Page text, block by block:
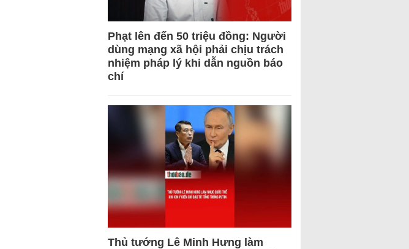
Phạt lên đến 50 triệu đồng: Người
dùng mạng xã hội phải chịu trách
nhiệm pháp lý khi dẫn nguồn báo
chí
Thủ tướng Lê Minh Hưng làm